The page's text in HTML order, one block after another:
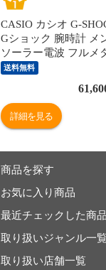
CASIO カシオ G-
Gショック 腕時計 メ
ソーラー電波 フルメ
シルバー GMW-
送料無料
詳細を見る
商品を探す
お気に入り商品
最近チェックした商品
取り扱いジャンル一覧
取り扱い店舗一覧